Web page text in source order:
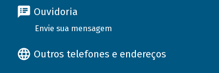
Ouvidoria
Envie sua mensagem
Outros telefones e endereços